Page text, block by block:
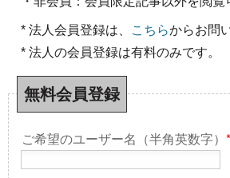
* 法人会員登録は、 こちらからお問
* 法人の会員登録は有料のみです。
無料会員登録
ご希望のユーザー名（半角英数字） *